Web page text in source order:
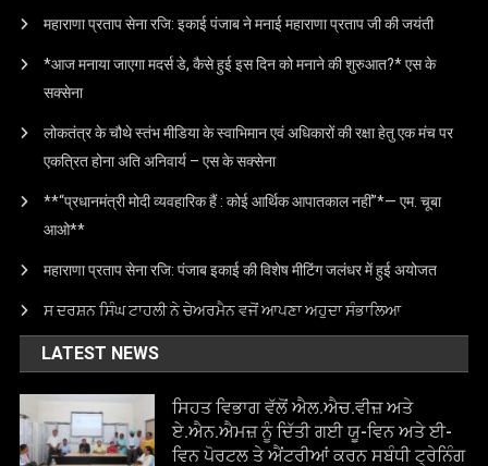
महाराणा प्रताप सेना रजि: इकाई पंजाब ने मनाई महाराणा प्रताप जी की जयंती
*आज मनाया जाएगा मदर्स डे, कैसे हुई इस दिन को मनाने की शुरुआत?* एस के
सक्सेना
लोकतंत्र के चौथे स्तंभ मीडिया के स्वाभिमान एवं अधिकारों की रक्षा हेतु एक मंच पर
एकत्रित होना अति अनिवार्य – एस के सक्सेना
**“प्रधानमंत्री मोदी व्यवहारिक हैं : कोई आर्थिक आपातकाल नहीं”*— एम. चूबा
आओ**
महाराणा प्रताप सेना रजि: पंजाब इकाई की विशेष मीटिंग जलंधर में हुई अयोजत
ਸ ਦਰਸ਼ਨ ਸਿੰਘ ਟਾਹਲੀ ਨੇ ਚੇਅਰਮੈਨ ਵਜੋਂ ਆਪਣਾ ਅਹੁਦਾ ਸੰਭਾਲਿਆ
LATEST NEWS
ਸਿਹਤ ਵਿਭਾਗ ਵੱਲੋਂ ਐਲ.ਐਚ.ਵੀਜ਼ ਅਤੇ
ਏ.ਐਨ.ਐਮਜ਼ ਨੂੰ ਦਿੱਤੀ ਗਈ ਯੂ-ਵਿਨ ਅਤੇ ਈ-
ਵਿਨ ਪੋਰਟਲ ਤੇ ਐਂਟਰੀਆਂ ਕਰਨ ਸਬੰਧੀ ਟ੍ਰੇਨਿੰਗ